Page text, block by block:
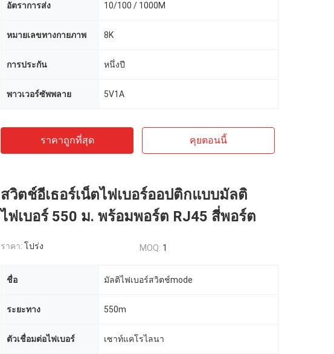
อัตราการส่ง 10/100 / 1000M
หมายเลขทางกายภาพ 8K
การประกัน หนึ่งปี
พาวเวอร์ซัพพลาย 5V1A
ราคาถูกที่สุด คุยตอนนี้
สวิตช์อีเธอร์เน็ตไฟเบอร์ออปติกแบบมัลติ
ไฟเบอร์ 550 ม. พร้อมพอร์ต RJ45 สี่พอร์ต
ราคา: โปร่ง MOQ: 1
ชื่อ มัลติไฟเบอร์สวิตช์mode
ระยะทาง 550m
ตัวเชื่อมต่อไฟเบอร์ เซาท์แคโรไลนา